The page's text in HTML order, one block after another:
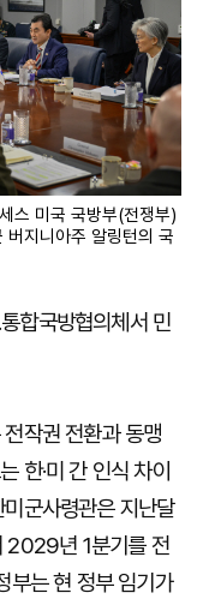
스 미국 국방부(전쟁부)
버지니아주 알링턴의 국
합국방협의체서 민
작권 전환과 동맹
한·미 간 인식 차이
군사령관은 지난달
2029년 1분기를 전
부는 현 정부 임기가